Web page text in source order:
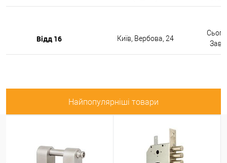
Відд 16 Київ, Вербова, 24
Найпопулярніші товари